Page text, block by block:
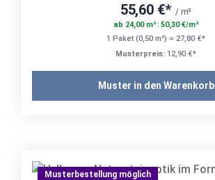
55,60 €* / m²
ab 24,00 m²: 50,30 €/m²
1 Paket (0,50 m²) = 27,80 €*
Musterpreis: 12,90 €*
Muster in den Warenkorb
Musterbestellung möglich